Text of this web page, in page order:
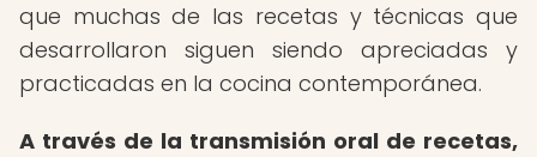
que muchas de las recetas y técnicas que
desarrollaron siguen siendo apreciadas y
practicadas en la cocina contemporánea.
A través de la transmisión oral de recetas,